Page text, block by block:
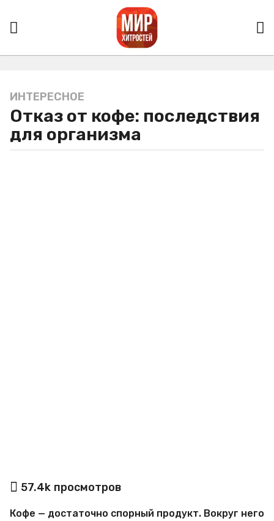
5
л
т
ИНТЕРЕСНОЕ
Отказ от кофе: последствия
для организма
а
в
о
57.4k просмотров
Кофе — достаточно спорный продукт. Вокруг него